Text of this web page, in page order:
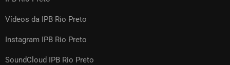
Vídeos da IPB Rio Preto
Instagram IPB Rio Preto
SoundCloud IPB Rio Preto